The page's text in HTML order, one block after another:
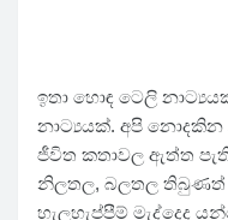
ඉතා හොඳ ටෙලි
නාට්‍යයක්. අපි
ජීවිත කතාවල ඇත්ත
නිලතල, බලතල තිබුණත්
හැලහැප්පීම් මැද්දෙද